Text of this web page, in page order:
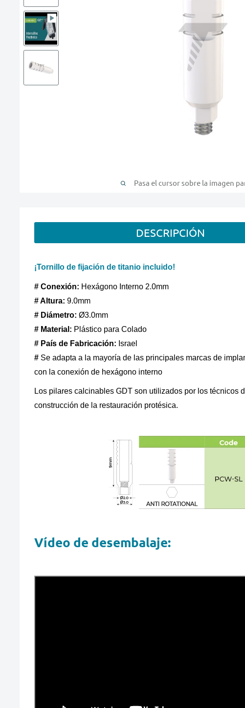
Pasa el cursor sobre la imagen
DESCRIPCIÓN
¡Tornillo de fijación de titanio incluido!
# Conexión: Hexágono Interno 2.0mm
# Altura: 9.0mm
# Diámetro: Ø3.0mm
# Material: Plástico para Colado
# País de Fabricación: Israel
# Se adapta a la mayoría de las principales marcas de
con la conexión de hexágono interno
Los pilares calcinables GDT son utilizados por los técnicos
construcción de la restauración protésica.
Vídeo de desembalaje: